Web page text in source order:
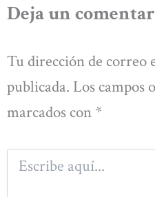
Deja un
Tu dirección de correo
publicada. Los campos
marcados con *
Escribe
aquí...